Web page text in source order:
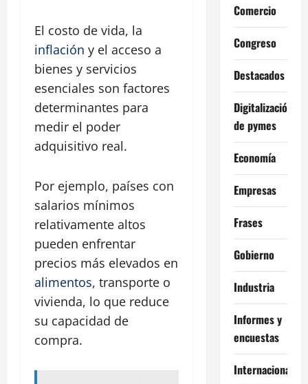
El costo de vida, la
inflación y el acceso a
bienes y servicios
esenciales son factores
determinantes para
medir el poder
adquisitivo real.
Por ejemplo, países con
salarios mínimos
relativamente altos
pueden enfrentar
precios más elevados en
alimentos, transporte o
vivienda, lo que reduce
su capacidad de
compra.
Comercio
Congreso
Destacados
Digitalización
de pymes
Economía
Empresas
Frases
Gobierno
Industria
Informes y
encuestas
Internacional